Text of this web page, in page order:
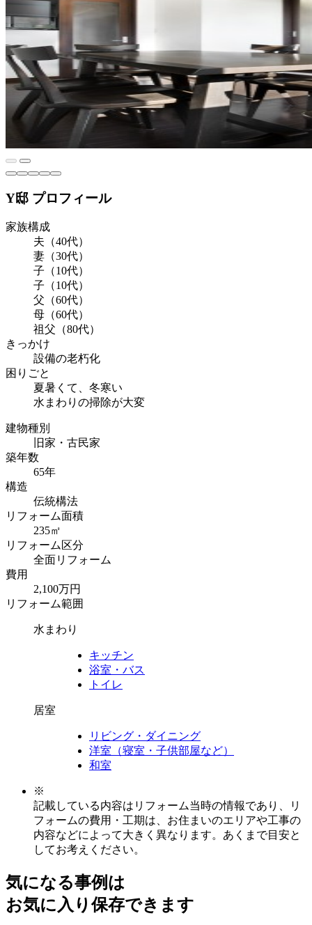
Y邸 プロフィール
家族構成
夫（40代）
妻（30代）
子（10代）
子（10代）
父（60代）
母（60代）
祖父（80代）
きっかけ
設備の老朽化
困りごと
夏暑くて、冬寒い
水まわりの掃除が大変
建物種別
旧家・古民家
築年数
65年
構造
伝統構法
リフォーム面積
235㎡
リフォーム区分
全面リフォーム
費用
2,100万円
リフォーム範囲
水まわり
キッチン
浴室・バス
トイレ
居室
リビング・ダイニング
洋室（寝室・子供部屋など）
和室
※
記載している内容はリフォーム当時の情報であり、リ
フォームの費用・工期は、お住まいのエリアや工事の
内容などによって大きく異なります。あくまで目安と
してお考えください。
気になる事例は
お気に入り保存できます